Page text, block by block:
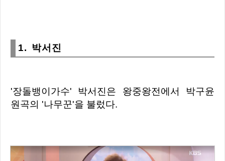
1. 박서진
'장돌뱅이가수' 박서진은 왕중왕전에서 박구윤
원곡의 '나무꾼'을 불렀다.